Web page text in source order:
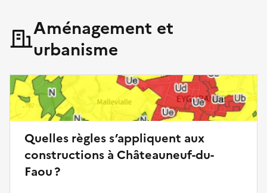
Aménagement et
urbanisme
Quelles règles s’appliquent aux
constructions à Châteauneuf-du-
Faou ?